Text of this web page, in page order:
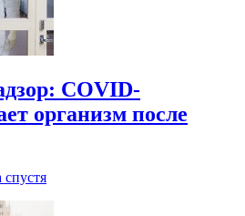
COVID-
организм после
спустя